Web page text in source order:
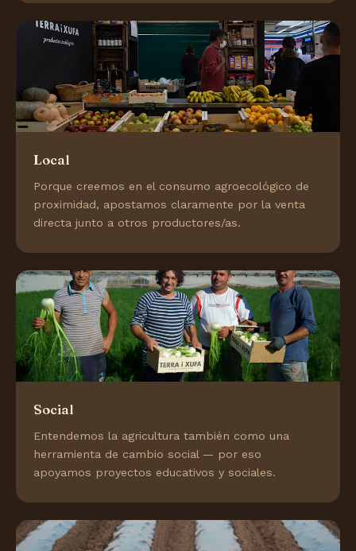
Local
Porque creemos en el consumo agroecológico de
proximidad, apostamos claramente por la venta
directa junto a otros productores/as.
Social
Entendemos la agricultura también como una
herramienta de cambio social — por eso
apoyamos proyectos educativos y sociales.